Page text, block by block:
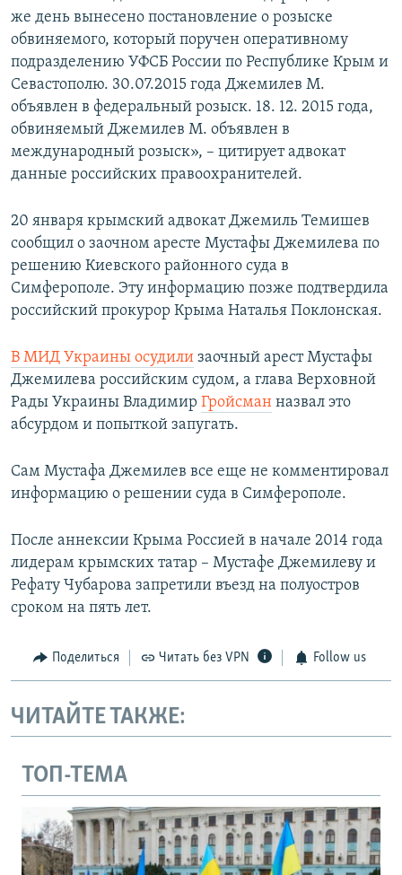
же день вынесено постановление о розыске
обвиняемого, который поручен оперативному
подразделению УФСБ России по Республике Крым и
Севастополю. 30.07.2015 года Джемилев М.
объявлен в федеральный розыск. 18. 12. 2015 года,
обвиняемый Джемилев М. объявлен в
международный розыск», – цитирует адвокат
данные российских правоохранителей.
20 января крымский адвокат Джемиль Темишев
сообщил о заочном аресте Мустафы Джемилева по
решению Киевского районного суда в
Симферополе. Эту информацию позже подтвердила
российский прокурор Крыма Наталья Поклонская.
В МИД Украины осудили заочный арест Мустафы
Джемилева российским судом, а глава Верховной
Рады Украины Владимир Гройсман назвал это
абсурдом и попыткой запугать.
Сам Мустафа Джемилев все еще не комментировал
информацию о решении суда в Симферополе.
После аннексии Крыма Россией в начале 2014 года
лидерам крымских татар – Мустафе Джемилеву и
Рефату Чубарова запретили въезд на полуостров
сроком на пять лет.
Поделиться Читать без VPN Follow us
ЧИТАЙТЕ ТАКЖЕ:
ТОП-ТЕМА